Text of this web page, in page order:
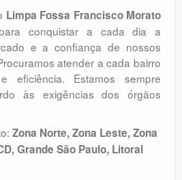
Limpa Fossa Francisco Morato
conquistar a cada dia a
e a confiança de nossos
atender a cada bairro
eficiência. Estamos sempre
às exigências dos órgãos
Zona Norte, Zona Leste, Zona
Grande São Paulo, Litoral